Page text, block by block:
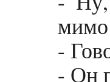
мимо
-
- Он